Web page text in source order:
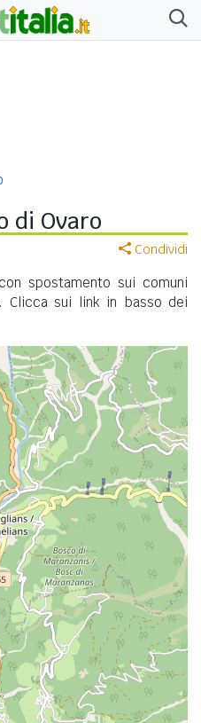
di Ovaro
Condividi
spostamento sui comuni
Clicca sui link in basso dei